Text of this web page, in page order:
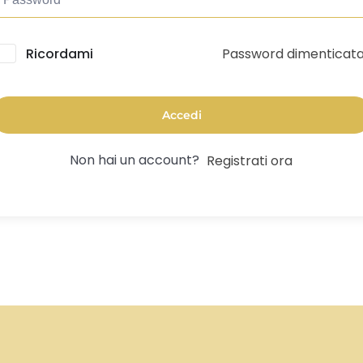
Ricordami Password
Accedi
Non hai un account? Registrati ora